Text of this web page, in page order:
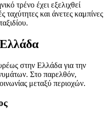
τρένο έχει εξελιχθεί
και άνετες καμπίνες
στην Ελλάδα για την
Στο παρελθόν,
μεταξύ περιοχών.